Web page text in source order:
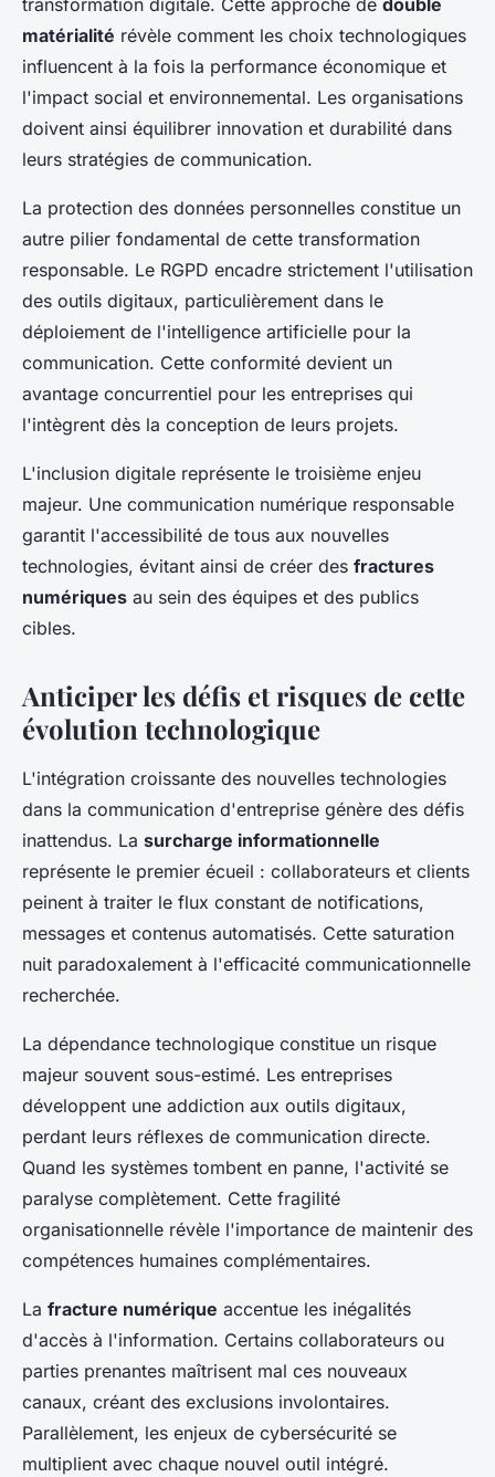
transformation digitale. Cette approche de double
matérialité révèle comment les choix technologiques
influencent à la fois la performance économique et
l'impact social et environnemental. Les organisations
doivent ainsi équilibrer innovation et durabilité dans
leurs stratégies de communication.
La protection des données personnelles constitue un
autre pilier fondamental de cette transformation
responsable. Le RGPD encadre strictement l'utilisation
des outils digitaux, particulièrement dans le
déploiement de l'intelligence artificielle pour la
communication. Cette conformité devient un
avantage concurrentiel pour les entreprises qui
l'intègrent dès la conception de leurs projets.
L'inclusion digitale représente le troisième enjeu
majeur. Une communication numérique responsable
garantit l'accessibilité de tous aux nouvelles
technologies, évitant ainsi de créer des fractures
numériques au sein des équipes et des publics
cibles.
Anticiper les défis et risques de cette
évolution technologique
L'intégration croissante des nouvelles technologies
dans la communication d'entreprise génère des défis
inattendus. La surcharge informationnelle
représente le premier écueil : collaborateurs et clients
peinent à traiter le flux constant de notifications,
messages et contenus automatisés. Cette saturation
nuit paradoxalement à l'efficacité communicationnelle
recherchée.
La dépendance technologique constitue un risque
majeur souvent sous-estimé. Les entreprises
développent une addiction aux outils digitaux,
perdant leurs réflexes de communication directe.
Quand les systèmes tombent en panne, l'activité se
paralyse complètement. Cette fragilité
organisationnelle révèle l'importance de maintenir des
compétences humaines complémentaires.
La fracture numérique accentue les inégalités
d'accès à l'information. Certains collaborateurs ou
parties prenantes maîtrisent mal ces nouveaux
canaux, créant des exclusions involontaires.
Parallèlement, les enjeux de cybersécurité se
multiplient avec chaque nouvel outil intégré.